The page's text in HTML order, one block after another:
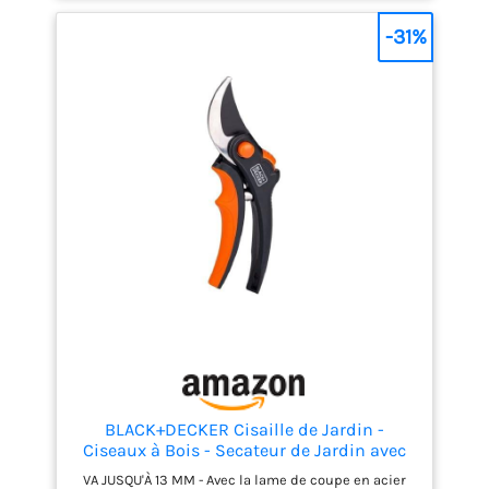
BLACK+DECKER Cisaille de Jardin -
Ciseaux à Bois - Secateur de Jardin avec
Lames en acier trempé - Branches d'un
VA JUSQU'À 13 MM - Avec la lame de coupe en acier
-31%